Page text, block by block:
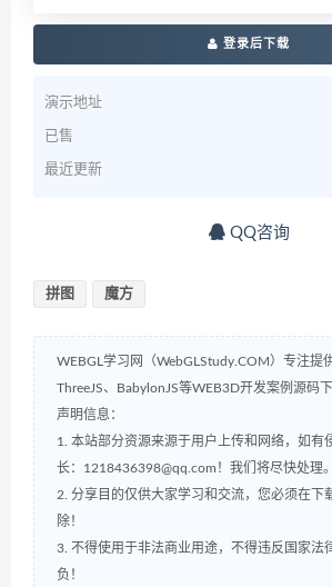
登录后下载
演示地址
已售
最近更新
QQ咨询
拼图 魔方
WEBGL学习网（WebGLStudy.COM）专注提
ThreeJS、BabylonJS等WEB3D开发案例源码下
声明信息：
1. 本站部分资源来源于用户上传和网络，如有
长：1218436398@qq.com！我们将尽快处理。
2. 分享目的仅供大家学习和交流，您必须在下
除！
3. 不得使用于非法商业用途，不得违反国家法
负！